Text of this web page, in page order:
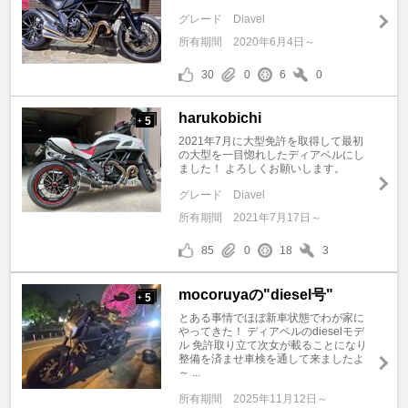
グレード
Diavel
所有期間
2020年6月4日～
30 0 6 0
+ 5 harukobichi
2021年7月に大型免許を取得して最初
の大型を一目惚れしたディアベルにし
ました！ よろしくお願いします。
グレード
Diavel
所有期間
2021年7月17日～
85 0 18 3
+ 5 mocoruyaの"diesel号"
とある事情でほぼ新車状態でわが家に
やってきた！ ディアベルのdieselモデ
ル 免許取り立て次女が載ることになり
整備を済ませ車検を通して来ましたよ
～ ...
所有期間 2025年11月12日～